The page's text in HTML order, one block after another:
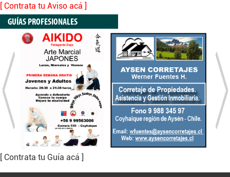
[ Contrata tu Aviso acá ]
GUÍAS PROFESIONALES
[ Contrata tu Guía acá ]